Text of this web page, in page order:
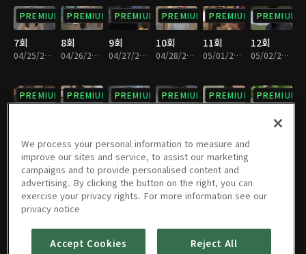
PREMIUM
7회
04/25/2023 • 28분
PREMIUM
8회
04/26/2023 • 28분
PREMIUM
9회
04/27/2023 • 28분
PREMIUM
10회
04/28/2023 • 28분
PREMIUM
11회
05/01/2023 • 28분
PREMIUM
12회
05/02/2023 • 28분
PREMIUM PREMIUM PREMIUM PREMIUM PREMIUM PREMIUM
PREMIUM
19회
05/11/2023 • 29분
PREMIUM
20회
PREMIUM
21회
PREMIUM
22회
PREMIUM
23회 24회
We process your personal information to measure and
improve our sites and service, to assist our marketing
campaigns and to provide personalised content and
advertising. By clicking the button on the right, you can
exercise your privacy rights. For more information see our
privacy notice
Accept Cookies Reject All